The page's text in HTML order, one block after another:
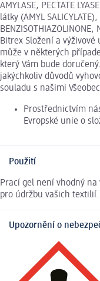
AMYLASE, PECTATE
látky (AMYL SALICYLATE),
BENZISOTHIAZOLINONE,
Bitrex Složení a
může v některých
který Vám bude
jakýchkoliv důvodů
souladu s našimi
Prostřednictvím
Evropské unie o
Použití
Prací gel není vhodný
pro údržbu vašich textilií.
Upozornění o